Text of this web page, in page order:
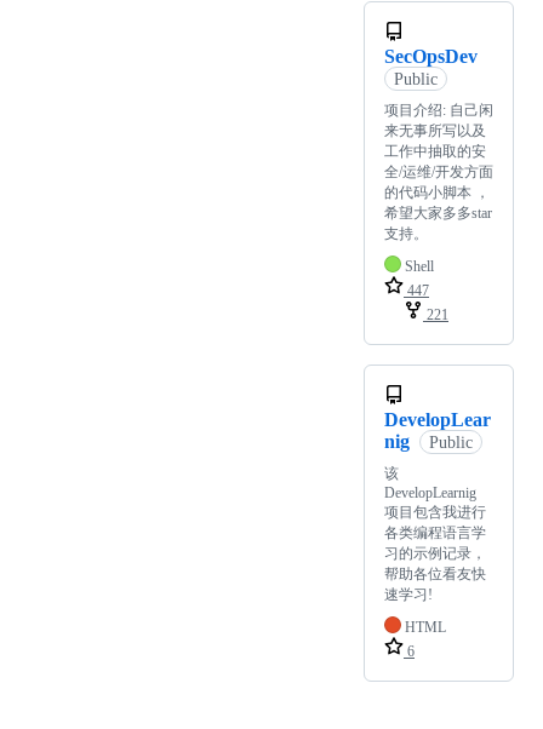
SecOpsDev
Public
项目介绍: 自己闲
来无事所写以及
工作中抽取的安
全/运维/开发方面
的代码小脚本 ，
希望大家多多star
支持。
Shell
447
221
DevelopLear
nig
Public
该
DevelopLearnig
项目包含我进行
各类编程语言学
习的示例记录，
帮助各位看友快
速学习!
HTML
6